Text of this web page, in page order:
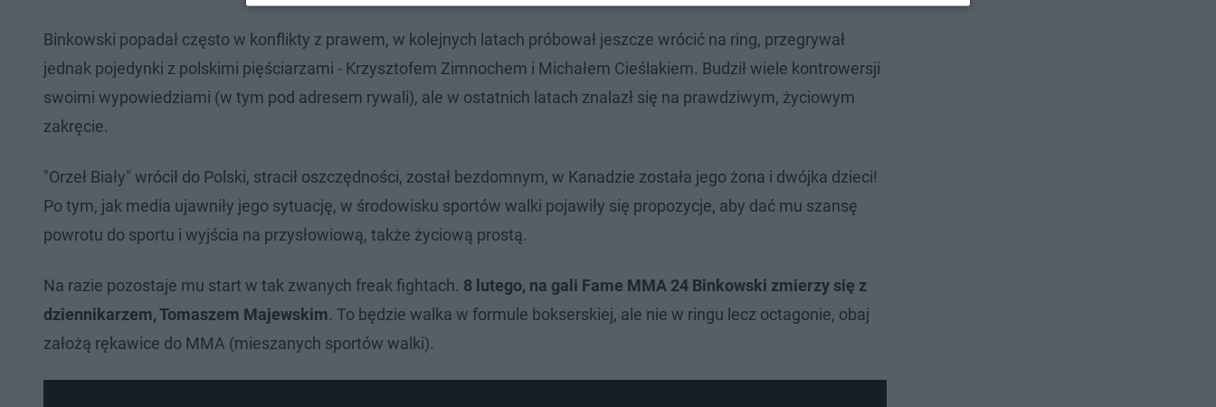
Binkowski popadał często w konflikty z prawem, w kolejnych latach próbował jeszcze wrócić na ring, przegrywał
jednak pojedynki z polskimi pięściarzami - Krzysztofem Zimnochem i Michałem Cieślakiem. Budził wiele kontrowersji
swoimi wypowiedziami (w tym pod adresem rywali), ale w ostatnich latach znalazł się na prawdziwym, życiowym
zakręcie.
"Orzeł Biały" wrócił do Polski, stracił oszczędności, został bezdomnym, w Kanadzie została jego żona i dwójka dzieci!
Po tym, jak media ujawniły jego sytuację, w środowisku sportów walki pojawiły się propozycje, aby dać mu szansę
powrotu do sportu i wyjścia na przysłowiową, także życiową prostą.
Na razie pozostaje mu start w tak zwanych freak fightach. 8 lutego, na gali Fame MMA 24 Binkowski zmierzy się z
dziennikarzem, Tomaszem Majewskim. To będzie walka w formule bokserskiej, ale nie w ringu lecz octagonie, obaj
założą rękawice do MMA (mieszanych sportów walki).